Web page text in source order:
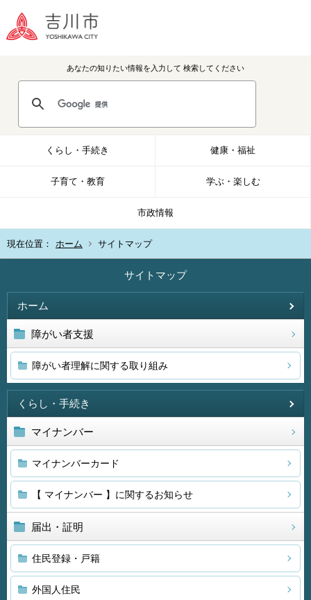
あなたの知りたい情報を入力して 検索してください
くらし・手続き 健康・福祉
子育て・教育 学ぶ・楽しむ
市政情報
現在位置： ホーム サイトマップ
サイトマップ
ホーム
障がい者支援
障がい者理解に関する取り組み
くらし・手続き
マイナンバー
マイナンバーカード
【 マイナンバー 】に関するお知らせ
届出・証明
住民登録・戸籍
外国人住民